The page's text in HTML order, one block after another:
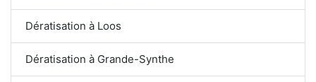
Dératisation à Loos
Dératisation à Grande-Synthe